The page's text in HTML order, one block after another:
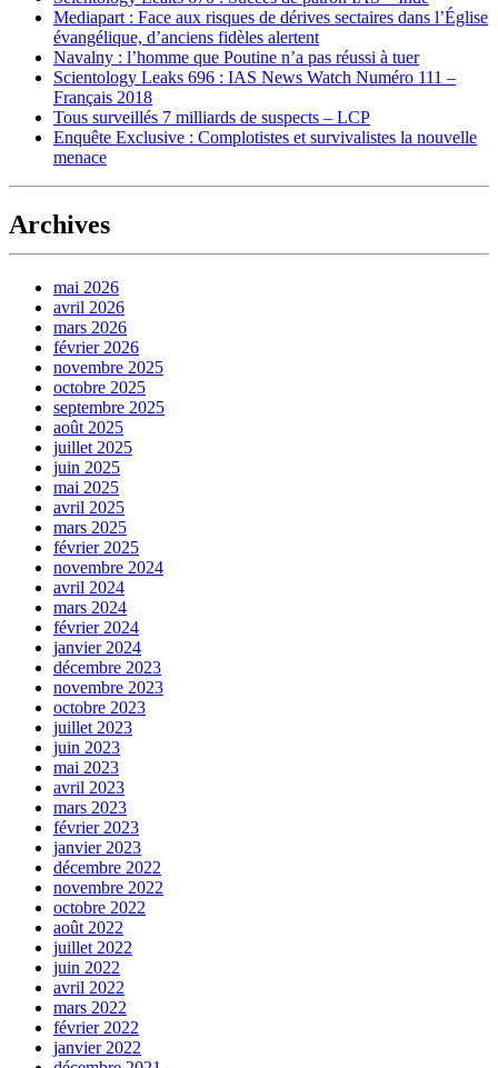
Mediapart : Face aux risques de dérives sectaires dans l’Église
évangélique, d’anciens fidèles alertent
Navalny : l’homme que Poutine n’a pas réussi à tuer
Scientology Leaks 696 : IAS News Watch Numéro 111 –
Français 2018
Tous surveillés 7 milliards de suspects – LCP
Enquête Exclusive : Complotistes et survivalistes la nouvelle
menace
Archives
mai 2026
avril 2026
mars 2026
février 2026
novembre 2025
octobre 2025
septembre 2025
août 2025
juillet 2025
juin 2025
mai 2025
avril 2025
mars 2025
février 2025
novembre 2024
avril 2024
mars 2024
février 2024
janvier 2024
décembre 2023
novembre 2023
octobre 2023
juillet 2023
juin 2023
mai 2023
avril 2023
mars 2023
février 2023
janvier 2023
décembre 2022
novembre 2022
octobre 2022
août 2022
juillet 2022
juin 2022
avril 2022
mars 2022
février 2022
janvier 2022